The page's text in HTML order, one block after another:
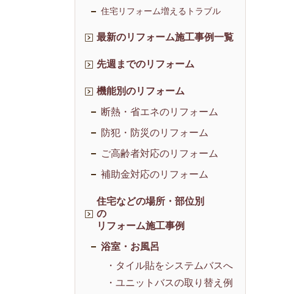
住宅リフォーム増えるトラブル
最新のリフォーム施工事例一覧
先週までのリフォーム
機能別のリフォーム
断熱・省エネのリフォーム
防犯・防災のリフォーム
ご高齢者対応のリフォーム
補助金対応のリフォーム
住宅などの場所・部位別
の
リフォーム施工事例
浴室・お風呂
・タイル貼をシステムバスへ
・ユニットバスの取り替え例